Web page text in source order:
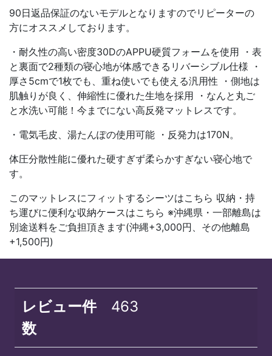
90日返品保証のないモデルとなりますのでリピーターの
方にオススメしております。
・耐久性の高い密度30DのAPPU硬質フォームを使用 ・表
と裏面で2種類の寝心地が体感できるリバーシブル仕様 ・
厚さ5cmで1枚でも、重ね使いでも使える汎用性 ・側地は
肌触りが良く、伸縮性に優れた生地を採用 ・なんと丸ご
と水洗い可能！今までにない高反発マットレスです。
・電気毛皮、湯たんぽの使用可能 ・反発力は170N。
体圧分散性能に優れた硬すぎず柔らかすぎない寝心地で
す。
このマットレスにフィットするシーツはこちら 収納・持
ち運びに便利な収納ケースはこちら ※沖縄県・一部離島は
別途送料をご負担頂きます(沖縄+3,000円、その他離島
+1,500円)
レビュー件
数
463